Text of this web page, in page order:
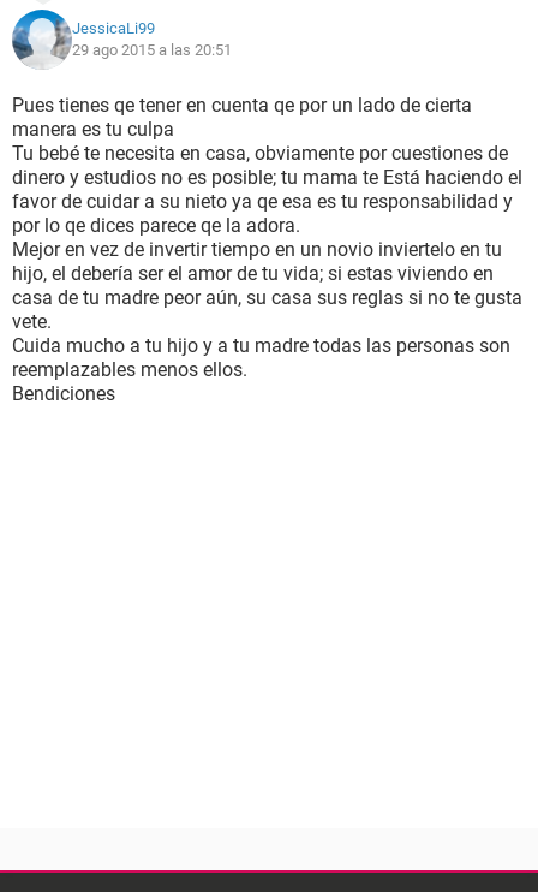
JessicaLi99
29 ago 2015 a las 20:51
Pues tienes qe tener en cuenta qe por un lado de cierta
manera es tu culpa
Tu bebé te necesita en casa, obviamente por cuestiones de
dinero y estudios no es posible; tu mama te Está haciendo el
favor de cuidar a su nieto ya qe esa es tu responsabilidad y
por lo qe dices parece qe la adora.
Mejor en vez de invertir tiempo en un novio inviertelo en tu
hijo, el debería ser el amor de tu vida; si estas viviendo en
casa de tu madre peor aún, su casa sus reglas si no te gusta
vete.
Cuida mucho a tu hijo y a tu madre todas las personas son
reemplazables menos ellos.
Bendiciones